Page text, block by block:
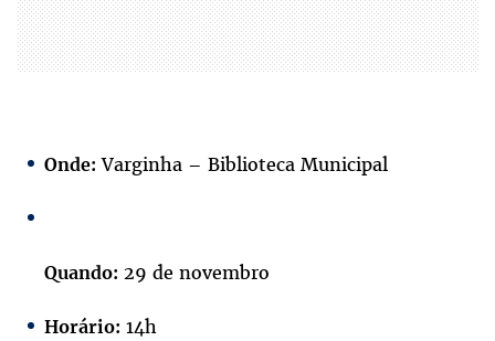
Onde: Varginha – Biblioteca Municipal
Quando: 29 de novembro
Horário: 14h